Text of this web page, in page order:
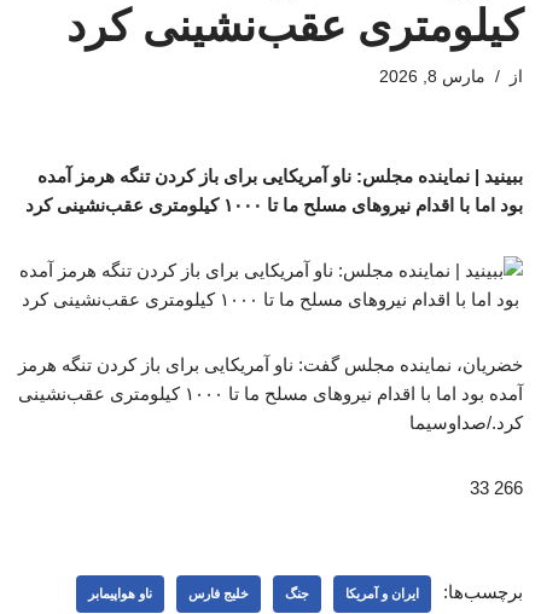
کیلومتری عقب‌نشینی کرد
از مارس 8, 2026
ببینید | نماینده مجلس: ناو آمریکایی برای باز کردن تنگه هرمز آمده
بود اما با اقدام نیروهای مسلح ما تا ۱۰۰۰ کیلومتری عقب‌نشینی کرد
خضریان، نماینده مجلس گفت: ناو آمریکایی برای باز کردن تنگه هرمز
آمده بود اما با اقدام نیروهای مسلح ما تا ۱۰۰۰ کیلومتری عقب‌نشینی
کرد./صداوسیما
266 33
برچسب‌ها: ایران و آمریکا جنگ خلیج فارس ناو هواپیمابر